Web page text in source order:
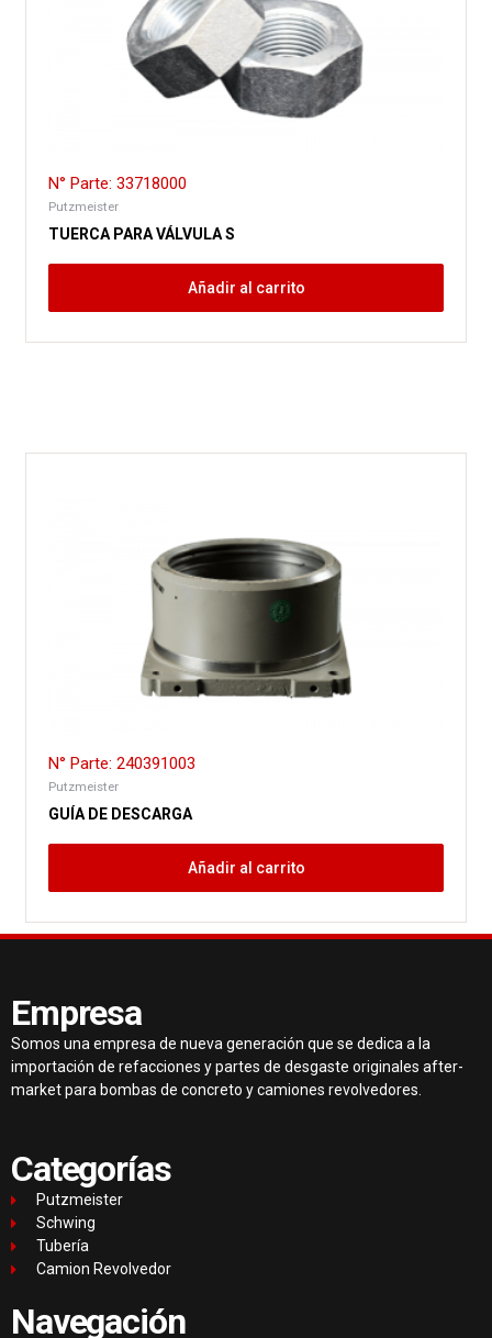
N° Parte: 33718000
Putzmeister
TUERCA PARA VÁLVULA S
Añadir al carrito
N° Parte: 240391003
Putzmeister
GUÍA DE DESCARGA
Añadir al carrito
Empresa
Somos una empresa de nueva generación que se dedica a la
importación de refacciones y partes de desgaste originales after-
market para bombas de concreto y camiones revolvedores.
Categorías
Putzmeister
Schwing
Tubería
Camion Revolvedor
Navegación